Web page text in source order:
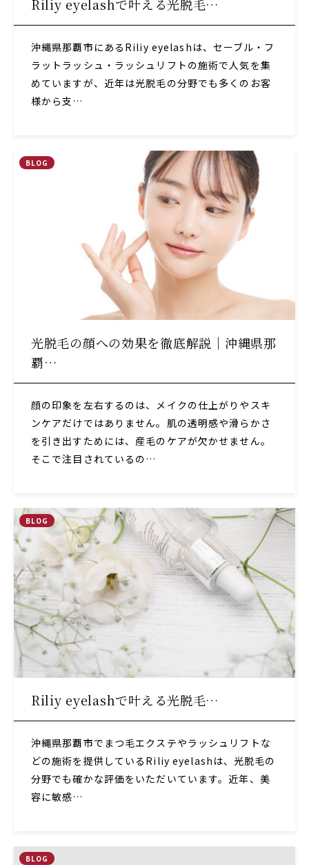
Riliy eyelashで叶える光脱毛…
沖縄県那覇市にあるRiliy eyelashは、セーブル・フ
ラットラッシュ・ラッシュリフトの施術で人気を集
めていますが、近年は光脱毛の分野でも多くのお客
様から支…
BLOG
光脱毛の顔への効果を徹底解説｜沖縄県那
覇…
顔の印象を左右するのは、メイクの仕上がりやスキ
ンケアだけではありません。肌の透明感や滑らかさ
を引き出すためには、産毛のケアが欠かせません。
そこで注目されているの…
BLOG
Riliy eyelashで叶える光脱毛…
沖縄県那覇市でまつ毛エクステやラッシュリフトな
どの施術を提供しているRiliy eyelashは、光脱毛の
分野でも確かな評価をいただいています。近年、美
容に敏感…
BLOG